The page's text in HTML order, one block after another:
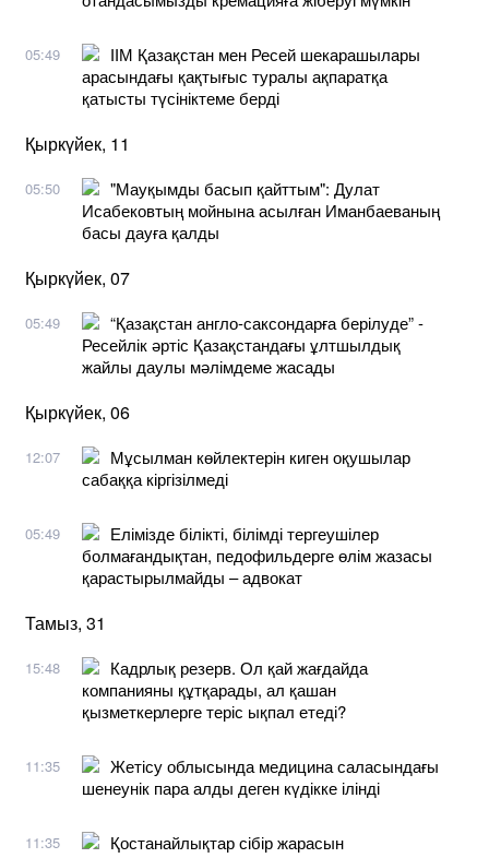
05:49
ІІМ Қазақстан мен Ресей шекарашылары
арасындағы қақтығыс туралы ақпаратқа
қатысты түсініктеме берді
Қыркүйек, 11
05:50
"Мауқымды басып қайттым": Дулат
Исабековтың мойнына асылған Иманбаеваның
басы дауға қалды
Қыркүйек, 07
05:49
“Қазақстан англо-саксондарға берілуде” -
Ресейлік әртіс Қазақстандағы ұлтшылдық
жайлы даулы мәлімдеме жасады
Қыркүйек, 06
12:07
Мұсылман көйлектерін киген оқушылар
сабаққа кіргізілмеді
05:49
Елімізде білікті, білімді тергеушілер
болмағандықтан, педофильдерге өлім жазасы
қарастырылмайды – адвокат
Тамыз, 31
15:48
Кадрлық резерв. Ол қай жағдайда
компанияны құтқарады, ал қашан
қызметкерлерге теріс ықпал етеді?
11:35
Жетісу облысында медицина саласындағы
шенеунік пара алды деген күдікке ілінді
11:35
Қостанайлықтар сібір жарасын